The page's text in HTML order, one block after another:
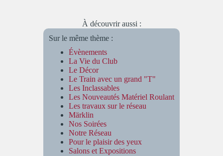
À découvrir aussi :
Sur le même thème :
Évènements
La Vie du Club
Le Décor
Le Train avec un grand "T"
Les Inclassables
Les Nouveautés Matériel Roulant
Les travaux sur le réseau
Märklin
Nos Soirées
Notre Réseau
Pour le plaisir des yeux
Salons et Expositions